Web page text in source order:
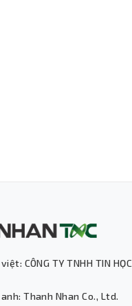
CÔNG TY TNHH TIN HỌC
Thanh Nhan Co., Ltd.